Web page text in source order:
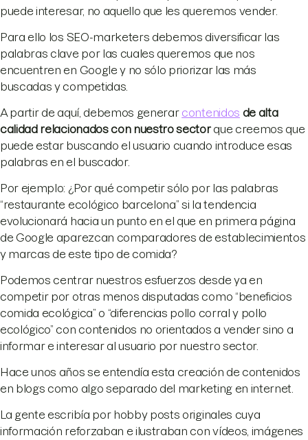
puede interesar, no aquello que les queremos vender.
Para ello los SEO-marketers debemos diversificar las
palabras clave por las cuales queremos que nos
encuentren en Google y no sólo priorizar las más
buscadas y competidas.
A partir de aquí, debemos generar contenidos de alta
calidad relacionados con nuestro sectorque creemos que
puede estar buscando el usuario cuando introduce esas
palabras en el buscador.
Por ejemplo: ¿Por qué competir sólo por las palabras
“restaurante ecológico barcelona” si la tendencia
evolucionará hacia un punto en el que en primera página
de Google aparezcan comparadores de establecimientos
y marcas de este tipo de comida?
Podemos centrar nuestros esfuerzos desde ya en
competir por otras menos disputadas como “beneficios
comida ecológica” o “diferencias pollo corral y pollo
ecológico” con contenidos no orientados a vender sino a
informar e interesar al usuario por nuestro sector.
Hace unos años se entendía esta creación de contenidos
en blogs como algo separado del marketing en internet.
La gente escribía por hobby posts originales cuya
información reforzaban e ilustraban con vídeos, imágenes